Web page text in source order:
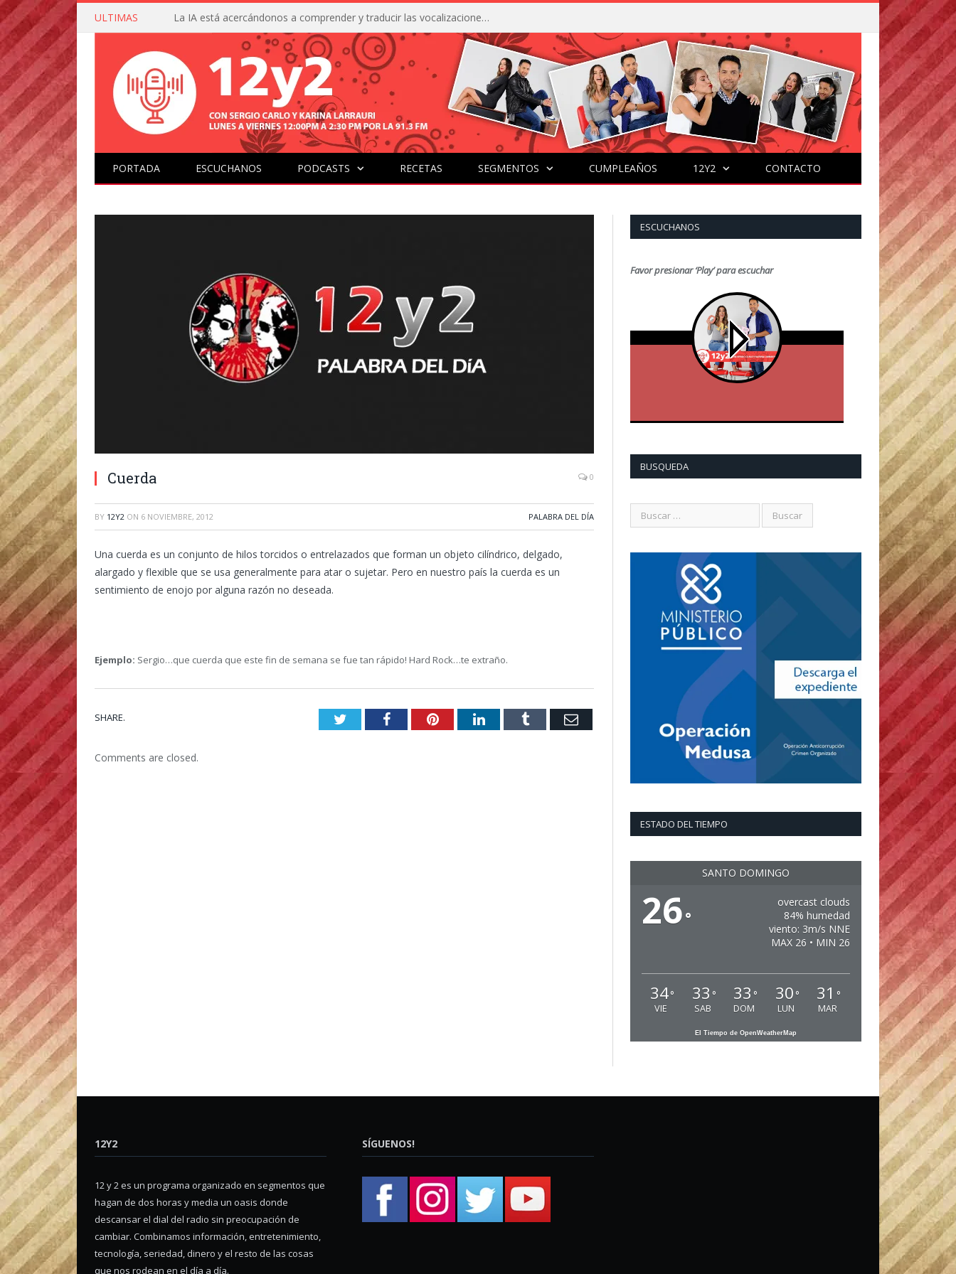
ULTIMAS La IA está acercándonos a comprender y traducir las vocalizaciones y comportamientos de nuestras mascotas
PORTADA ESCUCHANOS PODCASTS RECETAS SEGMENTOS CUMPLEAÑOS 12Y2 CONTACTO
Cuerda 0
BY 12Y2 ON 6 NOVIEMBRE, 2012 PALABRA DEL DÍA
Una cuerda es un conjunto de hilos torcidos o entrelazados que forman un objeto cilíndrico, delgado,
alargado y flexible que se usa generalmente para atar o sujetar. Pero en nuestro país la cuerda es un
sentimiento de enojo por alguna razón no deseada.
Ejemplo: Sergio…que cuerda que este fin de semana se fue tan rápido! Hard Rock…te extraño.
SHARE. TwitterFacebookPinterestLinkedInTumblr Email
Comments are closed.
ESCUCHANOS
Favor presionar ‘Play’ para escuchar
BUSQUEDA
ESTADO DEL TIEMPO
SANTO DOMINGO
26°
overcast clouds
84% humedad
viento: 3m/s NNE
MAX 26 • MIN 26
34°
VIE
33 °
SAB
33 °
DOM
30 °
LUN
31 °
MAR
El Tiempo de OpenWeatherMap
12Y2
12 y 2 es un programa organizado en segmentos que
hagan de dos horas y media un oasis donde
descansar el dial del radio sin preocupación de
cambiar. Combinamos información, entretenimiento,
tecnología, seriedad, dinero y el resto de las cosas
que nos rodean en el día a día.
SÍGUENOS!